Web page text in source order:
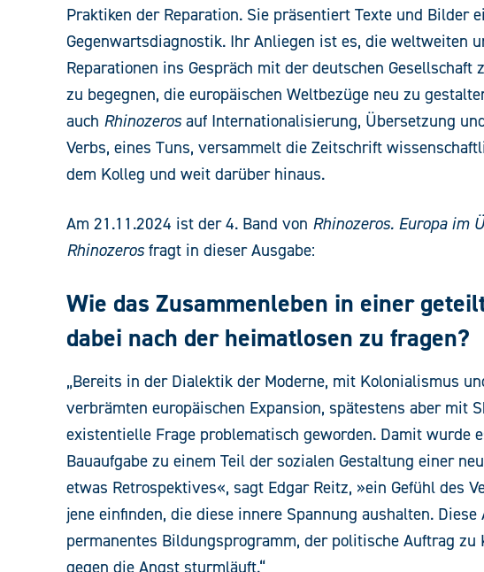
Praktiken der Reparation. Sie präsentiert Texte und Bilder
Gegenwartsdiagnostik. Ihr Anliegen ist es, die weltweiten
Reparationen ins Gespräch mit der deutschen
zu begegnen, die europäischen Weltbezüge neu zu
auch Rhinozeros auf Internationalisierung, Übersetzung
Verbs, eines Tuns, versammelt die Zeitschrift
dem Kolleg und weit darüber hinaus.
Am 21.11.2024 ist der 4. Band von Rhinozeros. Europa im
Rhinozeros fragt in dieser Ausgabe:
Wie das Zusammenleben in einer
dabei nach der heimatlosen zu fragen?
„Bereits in der Dialektik der Moderne, mit Kolonialismus
verbrämten europäischen Expansion, spätestens aber mit
existentielle Frage problematisch geworden. Damit wurde
Bauaufgabe zu einem Teil der sozialen Gestaltung einer
etwas Retrospektives«, sagt Edgar Reitz, »ein Gefühl des
jene einfinden, die diese innere Spannung aushalten.
permanentes Bildungsprogramm, der politische Auftrag